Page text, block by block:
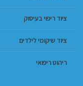
ציוד ריפוי בעיסוק
ציוד שיקומי לילדים
ריהוט ריפואי